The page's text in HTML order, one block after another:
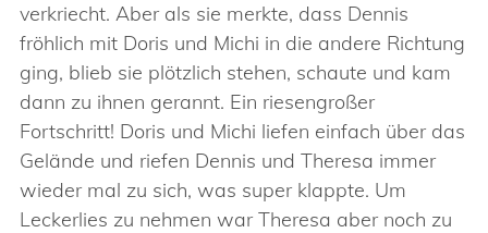
verkriecht. Aber als sie merkte, dass Dennis
fröhlich mit Doris und Michi in die andere Richtung
ging, blieb sie plötzlich stehen, schaute und kam
dann zu ihnen gerannt. Ein riesengroßer
Fortschritt! Doris und Michi liefen einfach über das
Gelände und riefen Dennis und Theresa immer
wieder mal zu sich, was super klappte. Um
Leckerlies zu nehmen war Theresa aber noch zu